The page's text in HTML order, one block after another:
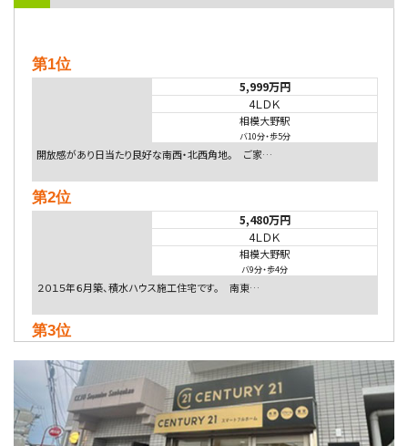
第1位
5,999万円
4ＬＤＫ
相模大野駅
バ10分・歩5分
開放感があり日当たり良好な南西・北西角地。 ご家…
第2位
5,480万円
4ＬＤＫ
相模大野駅
バ9分・歩4分
２０１５年６月築、積水ハウス施工住宅です。 南東…
第3位
4ＬＤＫ
淵野辺駅
歩17分
南側道路に面しており日当たり良好。 キッチンから…